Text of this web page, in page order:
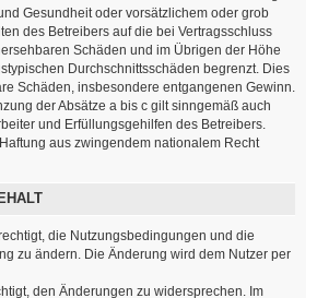
Gesundheit oder vorsätzlichem oder grob
des Betreibers auf die bei Vertragsschluss
Schäden und im Übrigen der Höhe
Durchschnittsschäden begrenzt. Dies
Schäden, insbesondere entgangenen Gewinn.
der Absätze a bis c gilt sinngemäß auch
und Erfüllungsgehilfen des Betreibers.
aus zwingendem nationalem Recht
die Nutzungsbedingungen und die
zu ändern. Die Änderung wird dem Nutzer per
den Änderungen zu widersprechen. Im